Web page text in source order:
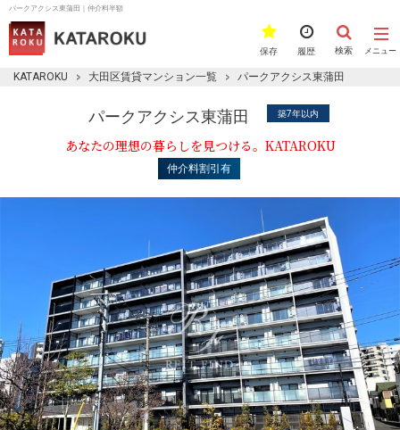
パークアクシス東蒲田｜仲介料半額
メニュー
検索
履歴
保存
KATAROKU 大田区賃貸マンション一覧 パークアクシス東蒲田
パークアクシス東蒲田 築7年以内
あなたの理想の暮らしを見つける。KATAROKU
仲介料割引有